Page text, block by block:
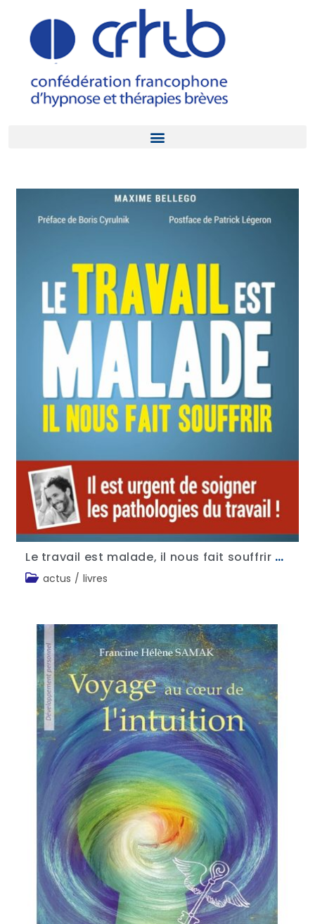
Le travail est malade, il nous fait souffrir – Maxime Bellego
actus / livres